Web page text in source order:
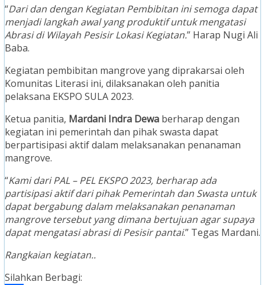
“Dari dan dengan Kegiatan Pembibitan ini semoga dapat
menjadi langkah awal yang produktif untuk mengatasi
Abrasi di Wilayah Pesisir Lokasi Kegiatan.” Harap Nugi Ali
Baba.
Kegiatan pembibitan mangrove yang diprakarsai oleh
Komunitas Literasi ini, dilaksanakan oleh panitia
pelaksana EKSPO SULA 2023.
Ketua panitia, Mardani Indra Dewa berharap dengan
kegiatan ini pemerintah dan pihak swasta dapat
berpartisipasi aktif dalam melaksanakan penanaman
mangrove.
“Kami dari PAL – PEL EKSPO 2023, berharap ada
partisipasi aktif dari pihak Pemerintah dan Swasta untuk
dapat bergabung dalam melaksanakan penanaman
mangrove tersebut yang dimana bertujuan agar supaya
dapat mengatasi abrasi di Pesisir pantai.” Tegas Mardani.
Rangkaian kegiatan..
Silahkan Berbagi: